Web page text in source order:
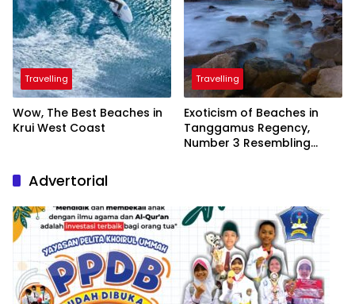
Travelling
Wow, The Best Beaches in
Krui West Coast
Travelling
Exoticism of Beaches in
Tanggamus Regency,
Number 3 Resembling
Advertorial